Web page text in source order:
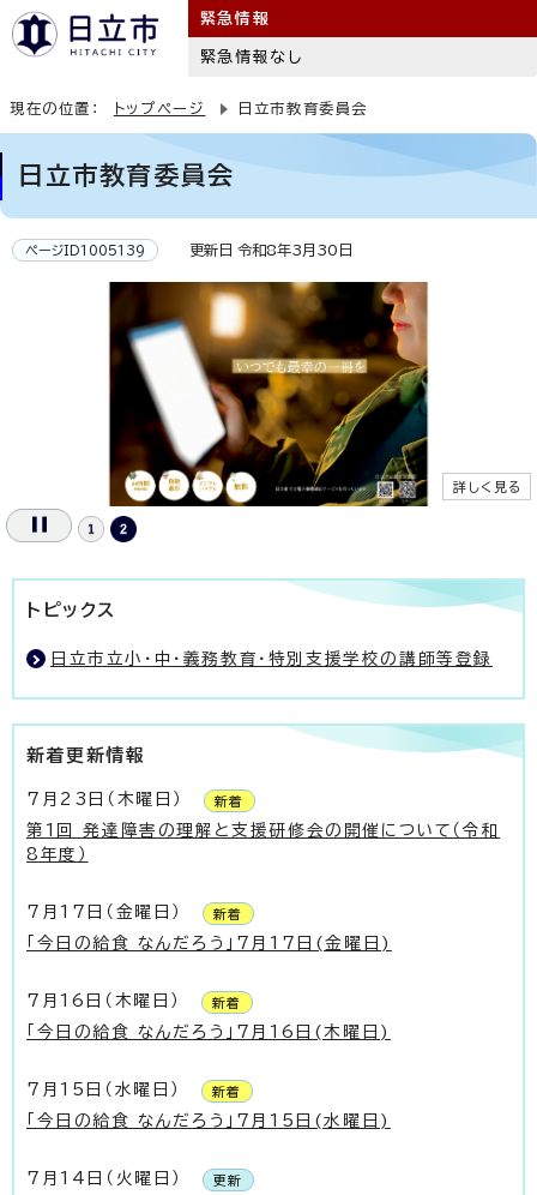
緊急情報
緊急情報なし
現在の位置： トップページ 日立市教育委員会
日立市教育委員会
ページID1005139 更新日 令和8年3月30日
詳しく見る
トピックス
日立市立小・中・義務教育・特別支援学校の講師等登録
新着更新情報
7月23日（木曜日） 新着
第1回 発達障害の理解と支援研修会の開催について（令和
8年度）
7月17日（金曜日） 新着
「今日の給食 なんだろう」7月17日(金曜日)
7月16日（木曜日） 新着
「今日の給食 なんだろう」7月16日(木曜日)
7月15日（水曜日） 新着
「今日の給食 なんだろう」7月15日(水曜日)
7月14日（火曜日） 更新